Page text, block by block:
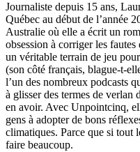
Journaliste depuis 15 ans,
Québec au début de l’année
Australie où elle a écrit un
obsession à corriger les
un véritable terrain de jeu
(son côté français, blague-t-
l’un des nombreux podcasts
à glisser des termes de verlan
en avoir. Avec Unpointcinq,
gens à adopter de bons
climatiques. Parce que si tout
faire beaucoup.